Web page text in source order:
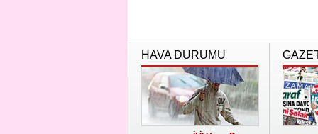
HAVA DURUMU